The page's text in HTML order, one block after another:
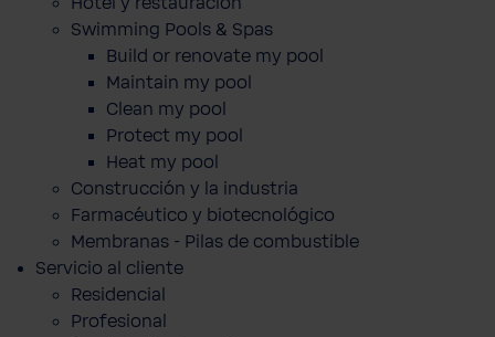
Swimming Pools & Spas
Build or renovate my pool
Maintain my pool
Clean my pool
Protect my pool
Heat my pool
Construcción y la industria
Farmacéutico y biotecnológico
Membranas - Pilas de combustible
Servicio al cliente
Residencial
Profesional